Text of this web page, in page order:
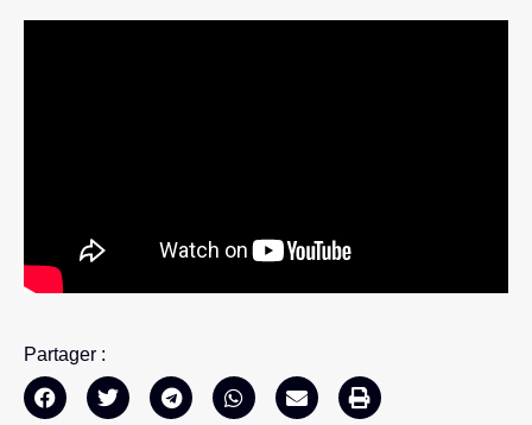
Partager :